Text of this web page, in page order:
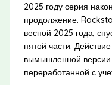
2025 году серия
продолжение.
весной 2025 года,
пятой части.
вымышленной
переработанной с